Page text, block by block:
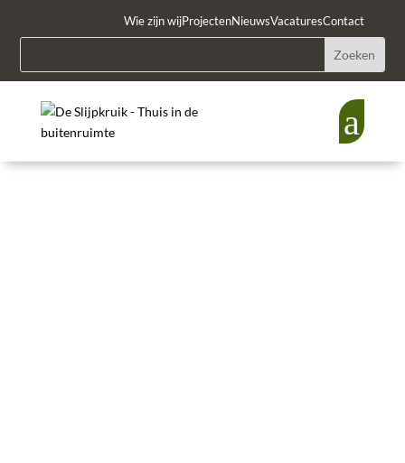
Wie zijn wijProjectenNieuwsVacaturesContact
a